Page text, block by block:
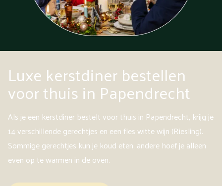
Luxe kerstdiner bestellen
voor thuis in Papendrecht
Als je een kerstdiner bestelt voor thuis in Papendrecht, krijg je
14 verschillende gerechtjes en een fles witte wijn (Riesling).
Sommige gerechtjes kun je koud eten, andere hoef je alleen
even op te warmen in de oven.